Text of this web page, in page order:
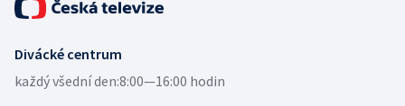
Divácké centrum
každý všední den:8:00—16:00 hodin